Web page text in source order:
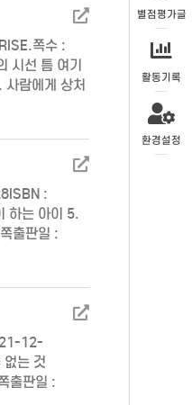
쪽수 :
선 틈 여기
람에게 상처
:
하는 아이 5.
출판일 :
12-
는 것
출판일 :
별점평가글
활동기록
환경설정